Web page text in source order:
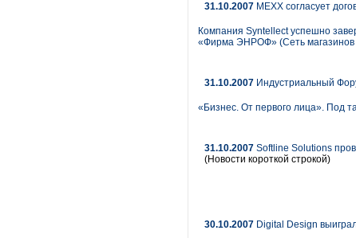
31.10.2007 MEXX согласует
Компания Syntellect успешно
«Фирма ЭНРОФ» (Сеть магазинов
31.10.2007 Индустриальный
«Бизнес. От первого лица». Под
31.10.2007 Softline Solutions
(Новости короткой строкой)
30.10.2007 Digital Design